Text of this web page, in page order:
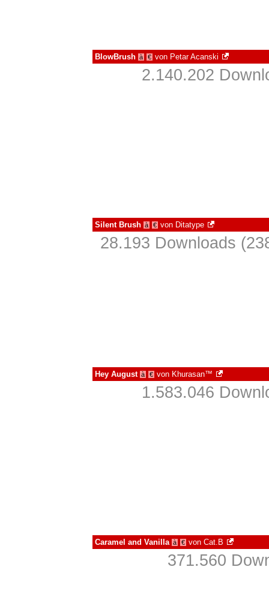
BlowBrush à € von Petar Acanski
2.140.202
Silent Brush à € von Ditatype
28.193 Downloads
Hey August à € von Khurasan™
1.583.046
Caramel and Vanilla à € von Cat.B
371.560